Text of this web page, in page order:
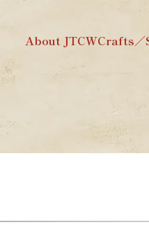
About JTCWCrafts／